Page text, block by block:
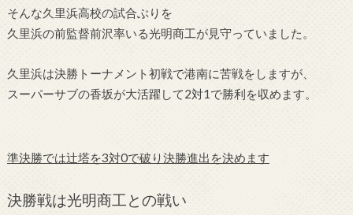
そんな久里浜高校の試合ぶりを
久里浜の前監督前沢率いる光明商工が見守っていました。
久里浜は決勝トーナメント初戦で港南に苦戦をしますが、
スーパーサブの香坂が大活躍して2対1で勝利を収めます。
準決勝では辻塔を3対0で破り決勝進出を決めます
決勝戦は光明商工との戦い